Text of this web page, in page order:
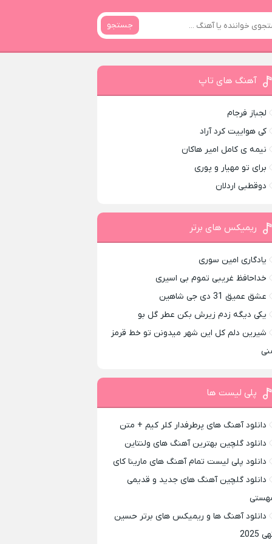
جستجو
آهنگ های تاپ
لجباز فرجام
کی هواییت کرد آراد
نیمه ی کامل امیر هاکان
برای تو مهیار و پوری
دوقطبی اردلان
ریمیکس های برتر
یادگاری امین سوری
خداحافظ غریبی تموم بی اسیری
عشق عمیق 31 دی جی شاهین
یکی دیگه زدم زیرش بکن عطر گل بو
شیرین دلم کل این شهر میدونن تو خط قرمز
پلی لیست ها
دانلود آهنگ های پرطرفدار کلر کیم + متن
دانلود گلچین بهترین آهنگ های ولنتاین
دانلود پلی لیست تمام آهنگ های مارینا کای
دانلود گلچین آهنگ های جدید و قدیمی
دانلود آهنگ ها و ریمیکس های برتر حسین
2025